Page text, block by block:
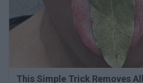
This Simple Trick Removes